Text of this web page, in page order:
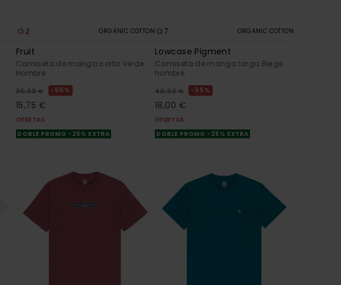
2 ORGANIC COTTON
Fruit
Camiseta de manga corta Verde
Hombre
35,00 € 55%
15,75 €
OFERTAS
DOBLE PROMO -25% EXTRA
7 ORGANIC COTTON
Lowcase Pigment
Camiseta de manga larga Beige
hombre
40,00 € 55%
18,00 €
OFERTAS
DOBLE PROMO -25% EXTRA